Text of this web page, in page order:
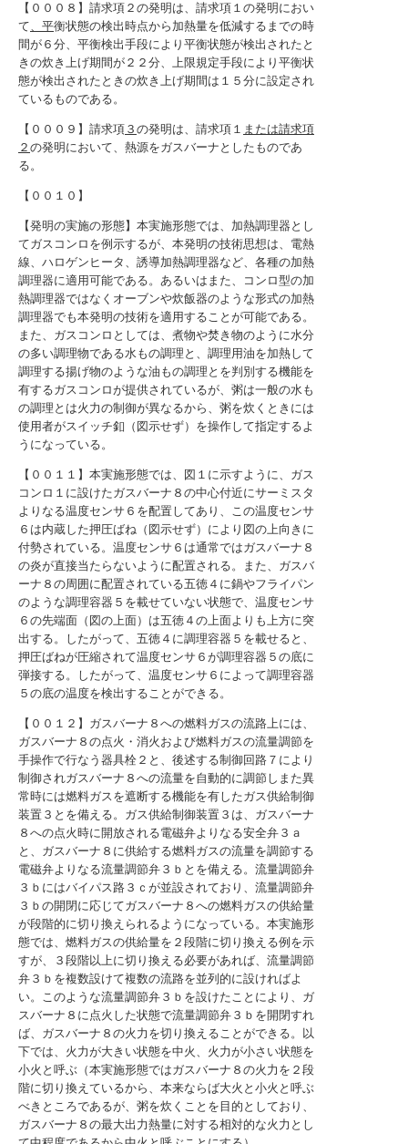
【０００８】請求項２の発明は、請求項１の発明におい
て、平衡状態の検出時点から加熱量を低減するまでの時
間が６分、平衡検出手段により平衡状態が検出されたと
きの炊き上げ期間が２２分、上限規定手段により平衡状
態が検出されたときの炊き上げ期間は１５分に設定され
ているものである。
【０００９】請求項 ３ の発明は、請求項１ または請求項
２ の発明において、熱源をガスバーナとしたものであ
る。
【００１０】
【発明の実施の形態】本実施形態では、加熱調理器とし
てガスコンロを例示するが、本発明の技術思想は、電熱
線、ハロゲンヒータ、誘導加熱調理器など、各種の加熱
調理器に適用可能である。あるいはまた、コンロ型の加
熱調理器ではなくオーブンや炊飯器のような形式の加熱
調理器でも本発明の技術を適用することが可能である。
また、ガスコンロとしては、煮物や焚き物のように水分
の多い調理物である水もの調理と、調理用油を加熱して
調理する揚げ物のような油もの調理とを判別する機能を
有するガスコンロが提供されているが、粥は一般の水も
の調理とは火力の制御が異なるから、粥を炊くときには
使用者がスイッチ釦（図示せず）を操作して指定するよ
うになっている。
【００１１】本実施形態では、図１に示すように、ガス
コンロ１に設けたガスバーナ８の中心付近にサーミスタ
よりなる温度センサ６を配置してあり、この温度センサ
６は内蔵した押圧ばね（図示せず）により図の上向きに
付勢されている。温度センサ６は通常ではガスバーナ８
の炎が直接当たらないように配置される。また、ガスバ
ーナ８の周囲に配置されている五徳４に鍋やフライパン
のような調理容器５を載せていない状態で、温度センサ
６の先端面（図の上面）は五徳４の上面よりも上方に突
出する。したがって、五徳４に調理容器５を載せると、
押圧ばねが圧縮されて温度センサ６が調理容器５の底に
弾接する。したがって、温度センサ６によって調理容器
５の底の温度を検出することができる。
【００１２】ガスバーナ８への燃料ガスの流路上には、
ガスバーナ８の点火・消火および燃料ガスの流量調節を
手操作で行なう器具栓２と、後述する制御回路７により
制御されガスバーナ８への流量を自動的に調節しまた異
常時には燃料ガスを遮断する機能を有したガス供給制御
装置３とを備える。ガス供給制御装置３は、ガスバーナ
８への点火時に開放される電磁弁よりなる安全弁３ａ
と、ガスバーナ８に供給する燃料ガスの流量を調節する
電磁弁よりなる流量調節弁３ｂとを備える。流量調節弁
３ｂにはバイパス路３ｃが並設されており、流量調節弁
３ｂの開閉に応じてガスバーナ８への燃料ガスの供給量
が段階的に切り換えられるようになっている。本実施形
態では、燃料ガスの供給量を２段階に切り換える例を示
すが、３段階以上に切り換える必要があれば、流量調節
弁３ｂを複数設けて複数の流路を並列的に設ければよ
い。このような流量調節弁３ｂを設けたことにより、ガ
スバーナ８に点火した状態で流量調節弁３ｂを開閉すれ
ば、ガスバーナ８の火力を切り換えることができる。以
下では、火力が大きい状態を中火、火力が小さい状態を
小火と呼ぶ（本実施形態ではガスバーナ８の火力を２段
階に切り換えているから、本来ならば大火と小火と呼ぶ
べきところであるが、粥を炊くことを目的としており、
ガスバーナ８の最大出力熱量に対する相対的な火力とし